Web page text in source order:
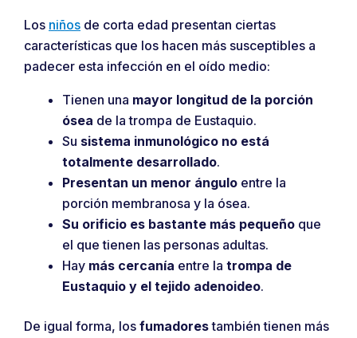
Los niños de corta edad presentan ciertas
características que los hacen más susceptibles a
padecer esta infección en el oído medio:
Tienen una mayor longitud de la porción
ósea de la trompa de Eustaquio.
Su sistema inmunológico no está
totalmente desarrollado.
Presentan un menor ángulo entre la
porción membranosa y la ósea.
Su orificio es bastante más pequeño que
el que tienen las personas adultas.
Hay más cercanía entre la trompa de
Eustaquio y el tejido adenoideo.
De igual forma, los fumadorestambién tienen más